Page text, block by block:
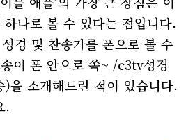
나로 볼 수 있다는 점입니다.
경 및 찬송가를 폰으로 볼 수
이 폰 안으로 쏙~ /c3tv성경
을 소개해드린 적이 있습니다.
.